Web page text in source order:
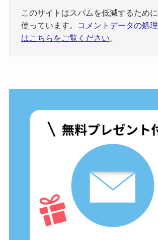
このサイトはスパムを低減するため
使っています。
コメントデータの処
はこちらをご覧ください。